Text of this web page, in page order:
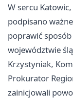
W sercu
podpisano
poprawić
województwie
Krzystyniak,
Prokurator
zainicjowali